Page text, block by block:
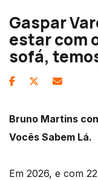
Gaspar
estar com
sofá,
Bruno Martins
Vocês Sabem Lá.
Em 2026, e com